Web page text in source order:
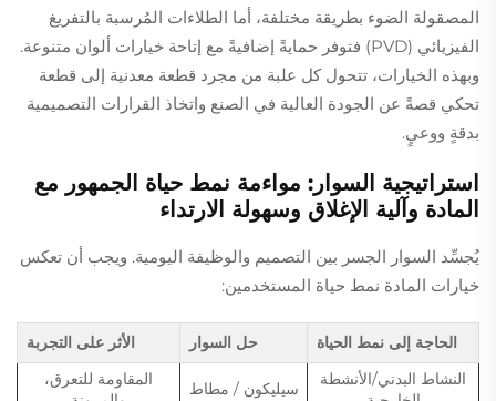
المصقولة الضوء بطريقة مختلفة، أما الطلاءات المُرسبة بالتفريغ
الفيزيائي (PVD) فتوفر حمايةً إضافيةً مع إتاحة خيارات ألوان متنوعة.
وبهذه الخيارات، تتحول كل علبة من مجرد قطعة معدنية إلى قطعة
تحكي قصةً عن الجودة العالية في الصنع واتخاذ القرارات التصميمية
بدقةٍ ووعيٍ.
استراتيجية السوار: مواءمة نمط حياة الجمهور مع
المادة وآلية الإغلاق وسهولة الارتداء
يُجسِّد السوار الجسر بين التصميم والوظيفة اليومية. ويجب أن تعكس
خيارات المادة نمط حياة المستخدمين:
الحاجة إلى نمط الحياة حل السوار
الأثر على التجربة
النشاط البدني/الأنشطة
سيليكون / مطاط
المقاومة للتعرق،